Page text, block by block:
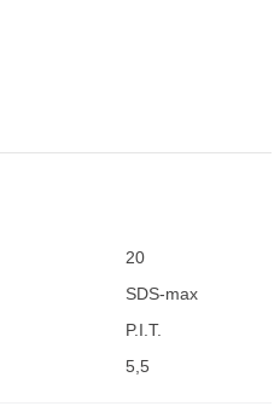
20
SDS-max
P.I.T.
5,5